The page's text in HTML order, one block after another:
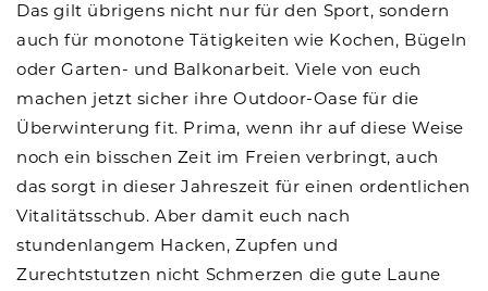
Das gilt übrigens nicht nur für den Sport, sondern
auch für monotone Tätigkeiten wie Kochen, Bügeln
oder Garten- und Balkonarbeit. Viele von euch
machen jetzt sicher ihre Outdoor-Oase für die
Überwinterung fit. Prima, wenn ihr auf diese Weise
noch ein bisschen Zeit im Freien verbringt, auch
das sorgt in dieser Jahreszeit für einen ordentlichen
Vitalitätsschub. Aber damit euch nach
stundenlangem Hacken, Zupfen und
Zurechtstutzen nicht Schmerzen die gute Laune